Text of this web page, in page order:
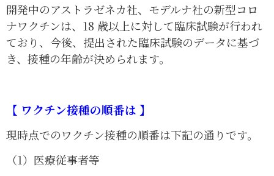
開発中のアストラゼネカ社、モデルナ社の新型コロ
ナワクチンは、18 歳以上に対して臨床試験が行われ
ており、今後、提出された臨床試験のデータに基づ
き、接種の年齢が決められます。
【 ワクチン接種の順番は 】
現時点でのワクチン接種の順番は下記の通りです。
（1）医療従事者等